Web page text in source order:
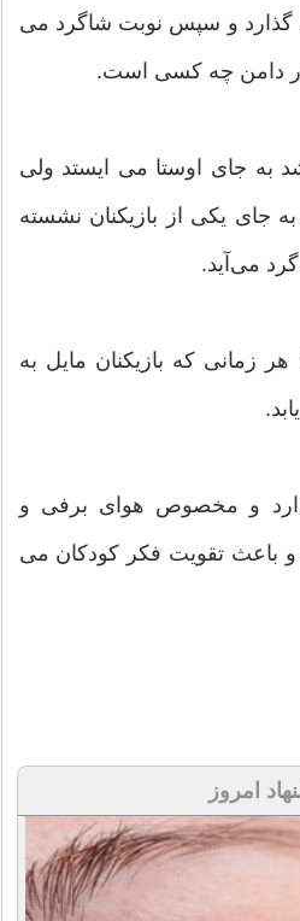
گذارد و سپس نوبت شاگرد می
دامن چه کسی است.
جای اوستا می ایستد ولی
جای یکی از بازیکنان نشسته
می‌آید.
زمانی که بازیکنان مایل به
و مخصوص هوای برفی و
و باعث تقویت فکر کودکان می
امروز